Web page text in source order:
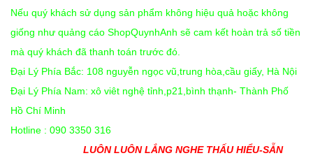
Nếu quý khách sử dụng sản phẩm không hiệu quả hoặc không
giống như quảng cáo ShopQuynhAnh sẽ cam kết hoàn trả số tiền
mà quý khách đã thanh toán trước đó.
Đại Lý Phía Bắc: 108 nguyễn ngọc vũ,trung hòa,cầu giấy, Hà Nội
Đại Lý Phía Nam: xô viêt nghệ tỉnh,p21,bình thạnh- Thành Phố
Hồ Chí Minh
Hotline : 090 3350 316
LUÔN LUÔN LẮNG NGHE THẤU HIỂU-SẴN